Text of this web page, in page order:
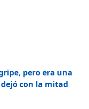
pero era una
con la mitad